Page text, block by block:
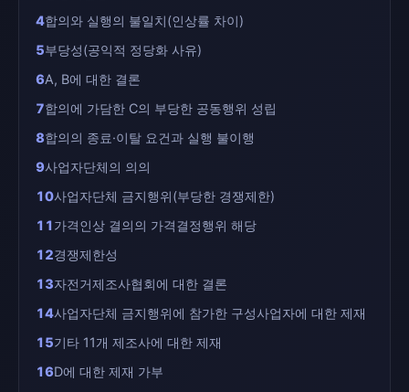
4합의와 실행의 불일치(인상률 차이)
5부당성(공익적 정당화 사유)
6A, B에 대한 결론
7합의에 가담한 C의 부당한 공동행위 성립
8합의의 종료·이탈 요건과 실행 불이행
9사업자단체의 의의
10사업자단체 금지행위(부당한 경쟁제한)
11가격인상 결의의 가격결정행위 해당
12경쟁제한성
13자전거제조사협회에 대한 결론
14사업자단체 금지행위에 참가한 구성사업자에 대한 제재
15기타 11개 제조사에 대한 제재
16D에 대한 제재 가부